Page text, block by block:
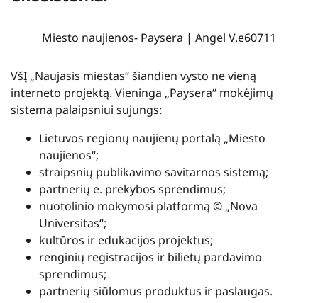
Miesto naujienos- Paysera | Angel V.e60711
VšĮ „Naujasis miestas“ šiandien vysto ne vieną
interneto projektą. Vieninga „Paysera“ mokėjimų
sistema palaipsniui sujungs:
Lietuvos regionų naujienų portalą „Miesto
naujienos“;
straipsnių publikavimo savitarnos sistemą;
partnerių e. prekybos sprendimus;
nuotolinio mokymosi platformą © „Nova
Universitas“;
kultūros ir edukacijos projektus;
renginių registracijos ir bilietų pardavimo
sprendimus;
partnerių siūlomus produktus ir paslaugas.